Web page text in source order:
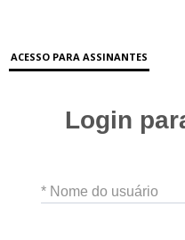
ACESSO PARA ASSINANTES
Login
* Nome do usuário